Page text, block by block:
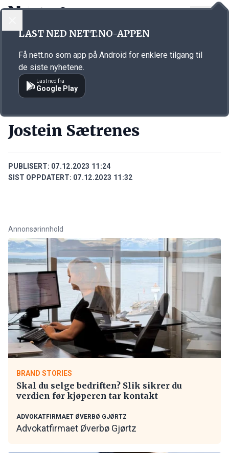
Annonsørinnhold
Jostein Sætrenes
PUBLISERT: 07.12.2023 11:24
SIST OPPDATERT: 07.12.2023 11:32
Annonsørinnhold
BRAND STORIES
Skal du selge bedriften? Slik sikrer du
verdien før kjøperen tar kontakt
ADVOKATFIRMAET ØVERBØ GJØRTZ
Advokatfirmaet Øverbø Gjørtz
LAST NED NETT.NO-APPEN
Få nett.no som app på Android for enklere tilgang til
de siste nyhetene.
Last ned fra
Google Play